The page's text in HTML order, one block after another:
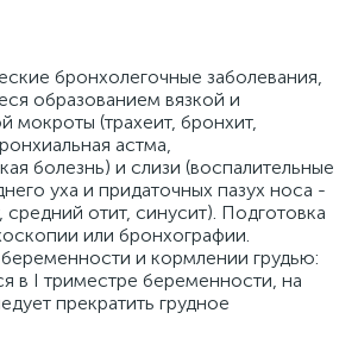
бронхолегочные заболевания,
образованием вязкой и
мокроты (трахеит, бронхит,
астма,
болезнь) и слизи (воспалительные
уха и придаточных пазух носа -
средний отит, синусит). Подготовка
или бронхографии.
и кормлении грудью:
в I триместре беременности, на
прекратить грудное